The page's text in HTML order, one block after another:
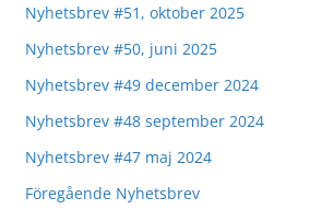
Nyhetsbrev #51, oktober 2025
Nyhetsbrev #50, juni 2025
Nyhetsbrev #49 december 2024
Nyhetsbrev #48 september 2024
Nyhetsbrev #47 maj 2024
Föregående Nyhetsbrev